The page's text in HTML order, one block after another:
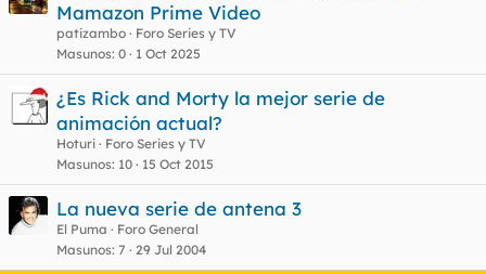
Mamazon Prime Video
patizambo
Foro Series y TV
Masunos 0 1 Oct 2025
¿Es Rick and Morty la mejor serie de
animación actual?
Hoturi
Foro Series y TV
Masunos 10 15 Oct 2015
La nueva serie de antena 3
El Puma
Foro General
Masunos 7 29 Jul 2004